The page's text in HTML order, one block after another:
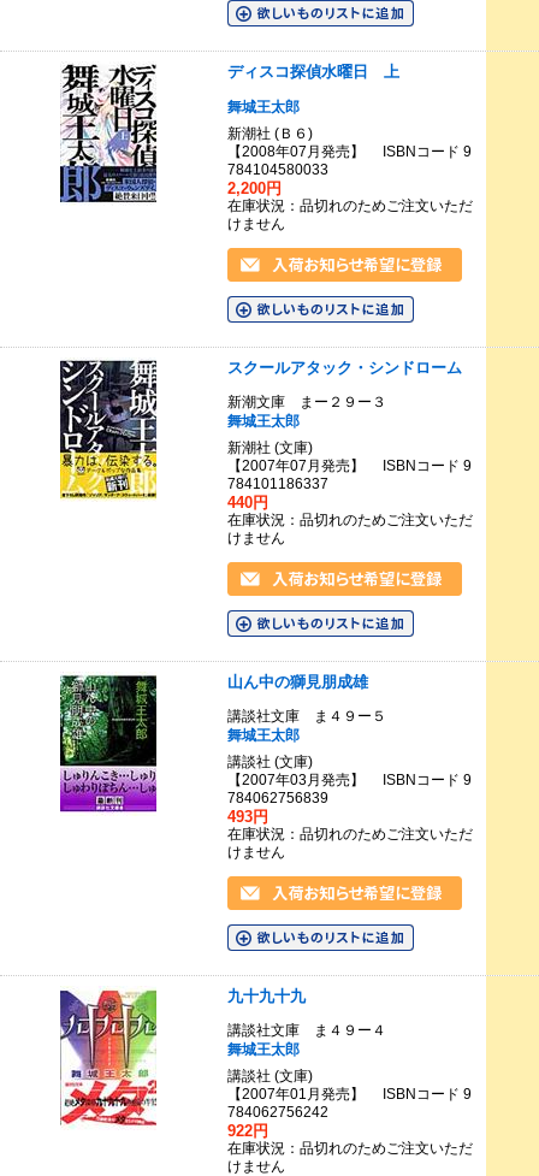
ディスコ探偵水曜日 上
舞城王太郎
新潮社 (Ｂ６)
【2008年07月発売】 ISBNコード 9
784104580033
2,200円
在庫状況：品切れのためご注文いただ
けません
スクールアタック・シンドローム
新潮文庫 まー２９ー３
舞城王太郎
新潮社 (文庫)
【2007年07月発売】 ISBNコード 9
784101186337
440円
在庫状況：品切れのためご注文いただ
けません
山ん中の獅見朋成雄
講談社文庫 ま４９ー５
舞城王太郎
講談社 (文庫)
【2007年03月発売】 ISBNコード 9
784062756839
493円
在庫状況：品切れのためご注文いただ
けません
九十九十九
講談社文庫 ま４９ー４
舞城王太郎
講談社 (文庫)
【2007年01月発売】 ISBNコード 9
784062756242
922円
在庫状況：品切れのためご注文いただ
けません